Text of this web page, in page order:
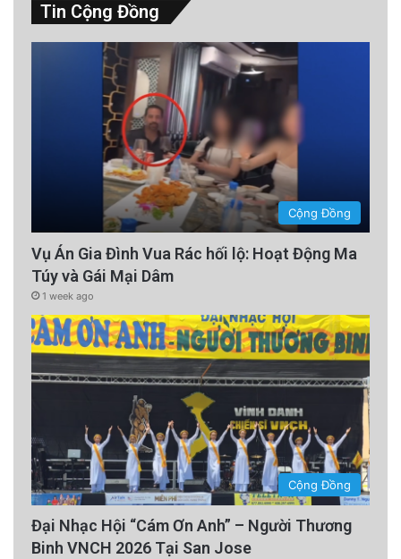
Tin Cộng Đồng
Cộng Đồng
Vụ Án Gia Đình Vua Rác hối lộ: Hoạt Động Ma
Túy và Gái Mại Dâm
1 week ago
Cộng Đồng
Đại Nhạc Hội “Cám Ơn Anh” – Người Thương
Binh VNCH 2026 Tại San Jose